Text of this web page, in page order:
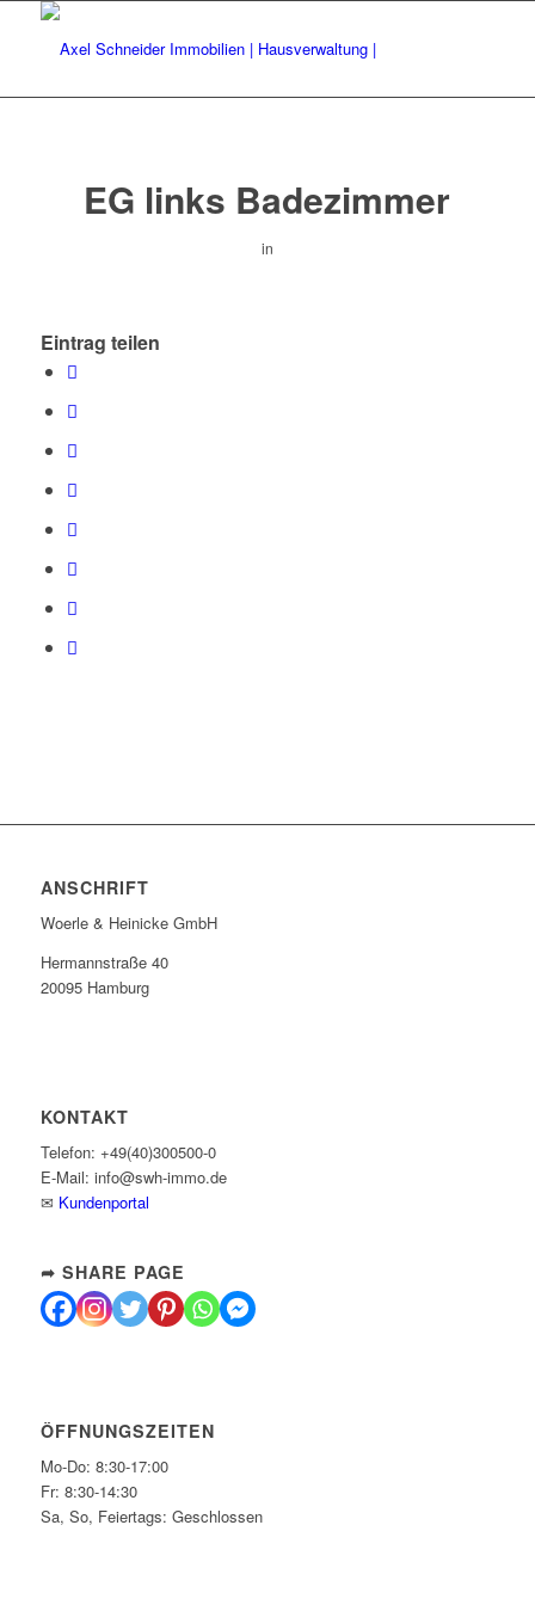
EG links Badezimmer
in
Eintrag teilen
ANSCHRIFT
Woerle & Heinicke GmbH
Hermannstraße 40
20095 Hamburg
KONTAKT
Telefon: +49(40)300500-0
E-Mail: info@swh-immo.de
✉ Kundenportal
➦ SHARE PAGE
ÖFFNUNGSZEITEN
Mo-Do: 8:30-17:00
Fr: 8:30-14:30
Sa, So, Feiertags: Geschlossen